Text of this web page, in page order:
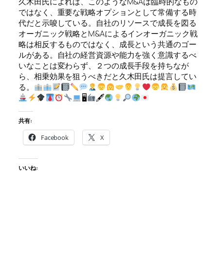
ではなく、重要な戦略オプションとして常備する時
代だと示唆している。自社のリソースで成長を図る
オーガニック戦略とM&Aによるインオーガニック戦
略は相反するものではなく、成長という共通のゴー
ルがある。自社の経営資源や能力を強く意識するべ
いなことは変わらず、２つの成長手段を持ちなが
ら、相乗効果を狙うべきだと久木田氏は提言してい
る。
🖥
🖋
共有:
Facebook X
いいね: